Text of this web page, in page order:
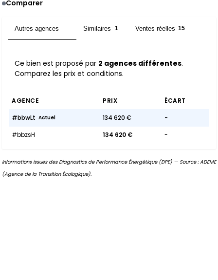
Comparer
Autres agences Similaires 1 Ventes réelles 15
Ce bien est proposé par 2 agences différentes.
Comparez les prix et conditions.
AGENCE PRIX ÉCART
#bbwLt Actuel 134 620 € -
#bbzsH 134 620 € -
Informations issues des Diagnostics de Performance Énergétique (DPE) — Source : ADEME
(Agence de la Transition Écologique).